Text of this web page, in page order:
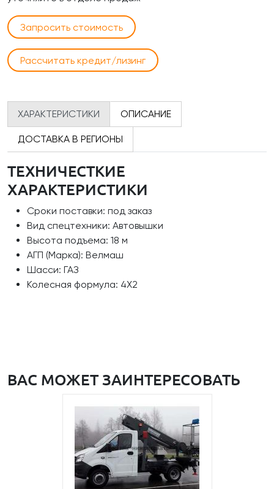
Запросить стоимость
Рассчитать кредит/лизинг
ХАРАКТЕРИСТИКИ ОПИСАНИЕ
ДОСТАВКА В РЕГИОНЫ
ТЕХНИЧЕСТКИЕ
ХАРАКТЕРИСТИКИ
Сроки поставки: под заказ
Вид спецтехники: Автовышки
Высота подъема: 18 м
АГП (Марка): Велмаш
Шасси: ГАЗ
Колесная формула: 4Х2
ВАС МОЖЕТ ЗАИНТЕРЕСОВАТЬ